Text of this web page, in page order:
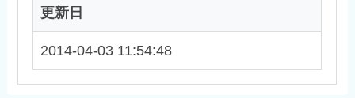
更新日
2014-04-03 11:54:48